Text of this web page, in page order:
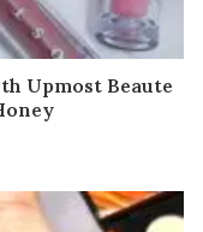
Upmost Beaute